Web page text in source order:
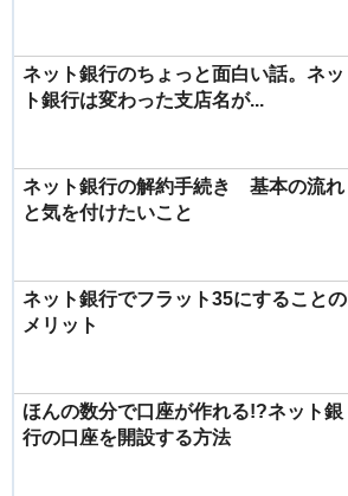
ネット銀行のちょっと面白い話。ネッ
ト銀行は変わった支店名が...
ネット銀行の解約手続き 基本の流れ
と気を付けたいこと
ネット銀行でフラット35にすることの
メリット
ほんの数分で口座が作れる!?ネット銀
行の口座を開設する方法